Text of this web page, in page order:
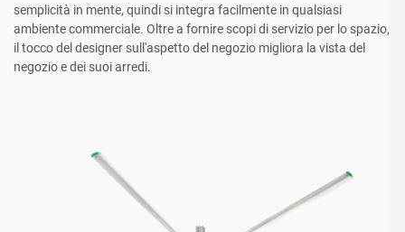
semplicità in mente, quindi si integra facilmente in qualsiasi
ambiente commerciale. Oltre a fornire scopi di servizio per lo spazio,
il tocco del designer sull'aspetto del negozio migliora la vista del
negozio e dei suoi arredi.